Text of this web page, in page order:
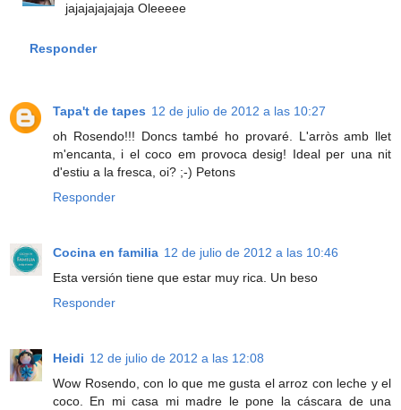
jajajajajajaja Oleeeee
Responder
Tapa't de tapes 12 de julio de 2012 a las 10:27
oh Rosendo!!! Doncs també ho provaré. L'arròs amb llet
m'encanta, i el coco em provoca desig! Ideal per una nit
d'estiu a la fresca, oi? ;-) Petons
Responder
Cocina en familia 12 de julio de 2012 a las 10:46
Esta versión tiene que estar muy rica. Un beso
Responder
Heidi 12 de julio de 2012 a las 12:08
Wow Rosendo, con lo que me gusta el arroz con leche y el
coco. En mi casa mi madre le pone la cáscara de una